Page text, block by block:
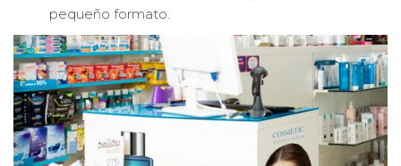
pequeño formato.